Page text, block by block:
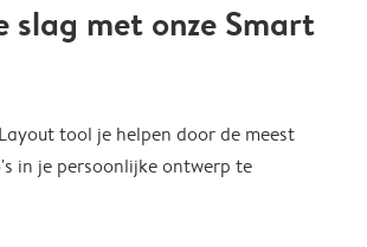
slag met onze Smart
tool je helpen door de meest
in je persoonlijke ontwerp te